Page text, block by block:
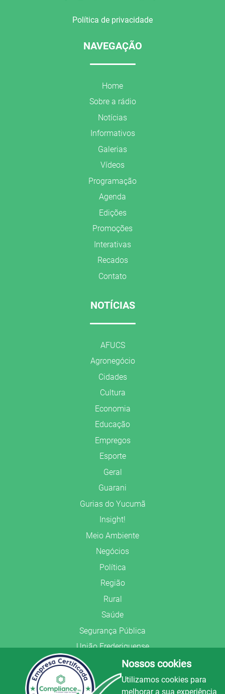
Política de privacidade
NAVEGAÇÃO
Home
Sobre a rádio
Notícias
Informativos
Galerias
Vídeos
Programação
Agenda
Edições
Promoções
Interativas
Recados
Contato
NOTÍCIAS
AFUCS
Agronegócio
Cidades
Cultura
Economia
Educação
Empregos
Esporte
Geral
Guarani
Gurias do Yucumã
Insight!
Meio Ambiente
Negócios
Política
Região
Rural
Saúde
Segurança Pública
União Frederiquense
Nossos cookies
Utilizamos cookies para
melhorar a sua experiência